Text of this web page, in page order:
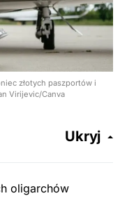
złotych paszportów i
Virijevic/Canva
Ukryj
oligarchów